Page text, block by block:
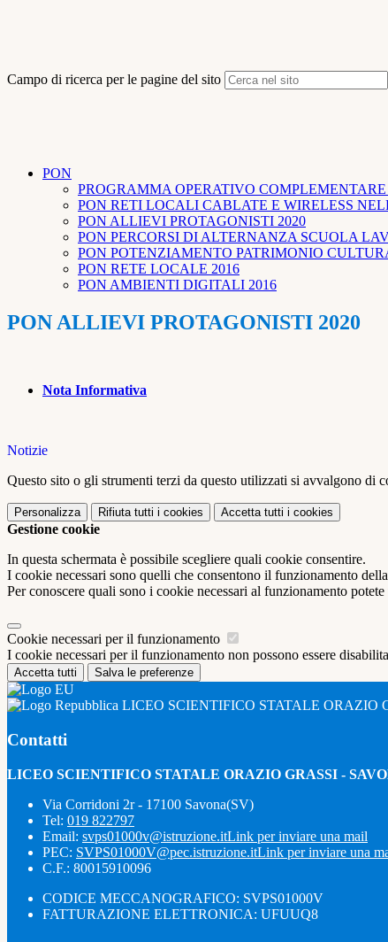
Campo di ricerca per le pagine del sito
PON
PROGRAMMA OPERATIVO
PON RETI LOCALI CABLATE E WIRELESS
PON ALLIEVI PROTAGONISTI 2020
PON PERCORSI DI ALTERNANZA SCUOLA
PON POTENZIAMENTO PATRIMONIO
PON RETE LOCALE 2016
PON AMBIENTI DIGITALI 2016
PON ALLIEVI PROTAGONISTI 2020
Nota Informativa
Notizie
Questo sito o gli strumenti terzi da questo utilizzati si avvalgono di
Personalizza Rifiuta tutti i cookies Accetta tutti i cookies
Gestione cookie
In questa schermata è possibile scegliere quali cookie consentire.
I cookie necessari sono quelli che consentono il funzionamento
Per conoscere quali sono i cookie necessari al funzionamento
Cookie necessari per il funzionamento
I cookie necessari per il funzionamento non possono essere
Accetta tutti Salva le preferenze
LICEO SCIENTIFICO STATALE ORAZIO
Contatti
LICEO SCIENTIFICO STATALE ORAZIO GRASSI -
Via Corridoni 2r - 17100 Savona(SV)
Tel: 019 822797
Email: svps01000v@istruzione.itLink per inviare una mail
PEC: SVPS01000V@pec.istruzione.itLink per inviare una
C.F.: 80015910096
CODICE MECCANOGRAFICO: SVPS01000V
FATTURAZIONE ELETTRONICA: UFUUQ8